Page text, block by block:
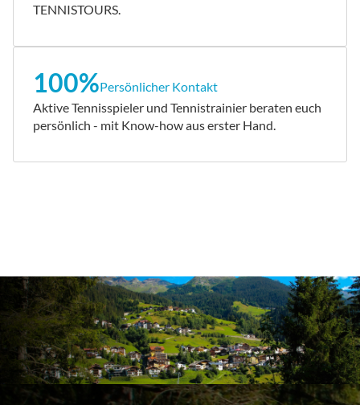
TENNISTOURS.
100%Persönlicher Kontakt
Aktive Tennisspieler und Tennistrainier beraten euch
persönlich - mit Know-how aus erster Hand.